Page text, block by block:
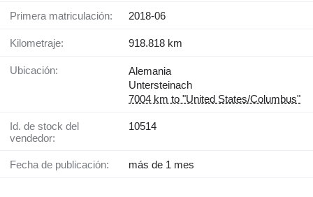
Primera matriculación: 2018-06
Kilometraje: 918.818 km
Ubicación:
Alemania
Untersteinach
7004 km to "United States/Columbus"
Id. de stock del
vendedor:
10514
Fecha de publicación: más de 1 mes